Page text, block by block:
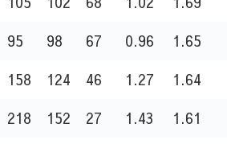
95 98 67 0.96 1.65
158 124 46 1.27 1.64
218 152 27 1.43 1.61